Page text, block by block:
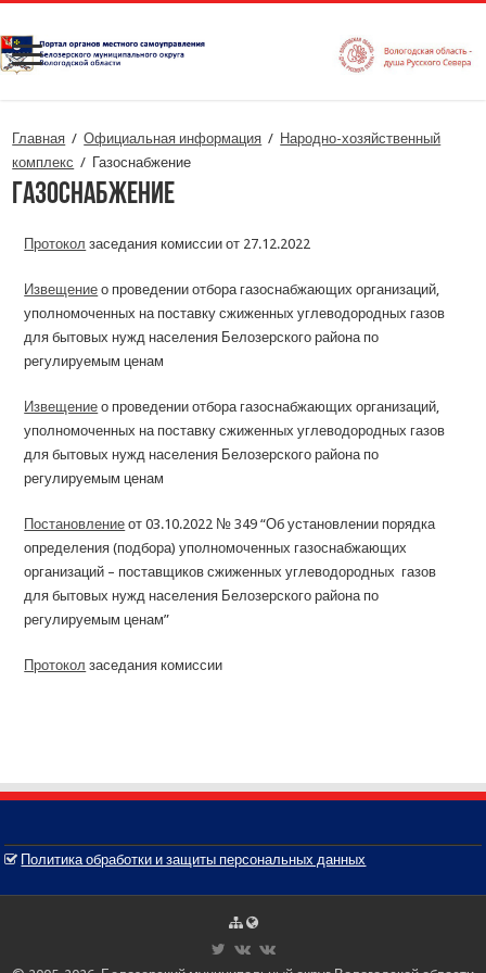
Главная / Официальная информация / Народно-хозяйственный
комплекс / Газоснабжение
Газоснабжение
Протокол заседания комиссии от 27.12.2022
Извещение о проведении отбора газоснабжающих организаций,
уполномоченных на поставку сжиженных углеводородных газов
для бытовых нужд населения Белозерского района по
регулируемым ценам
Извещение о проведении отбора газоснабжающих организаций,
уполномоченных на поставку сжиженных углеводородных газов
для бытовых нужд населения Белозерского района по
регулируемым ценам
Постановление от 03.10.2022 № 349 “Об установлении порядка
определения (подбора) уполномоченных газоснабжающих
организаций – поставщиков сжиженных углеводородных газов
для бытовых нужд населения Белозерского района по
регулируемым ценам”
Протокол заседания комиссии
Политика обработки и защиты персональных данных